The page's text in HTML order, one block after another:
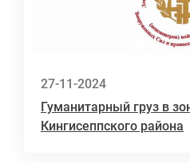
27-11-2024
Гуманитарный груз в
Кингисеппского района